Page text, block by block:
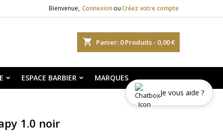
Bienvenue, Connexion ouCréez votre compte
shopping_cart Panier: 0Produits - 0,00 €
ESPACE BARBIER MARQUES
1.0 noir
Je vous aide ?